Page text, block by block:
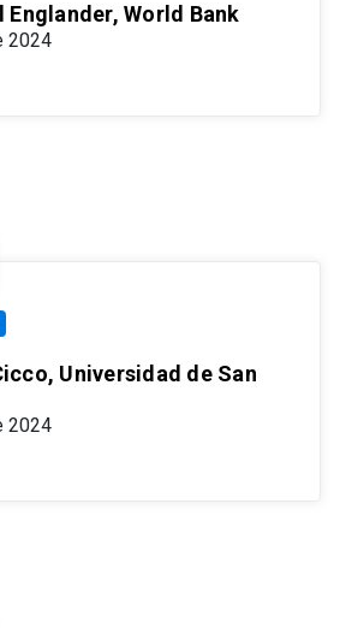
Englander, World Bank
2024
Universidad de San
2024